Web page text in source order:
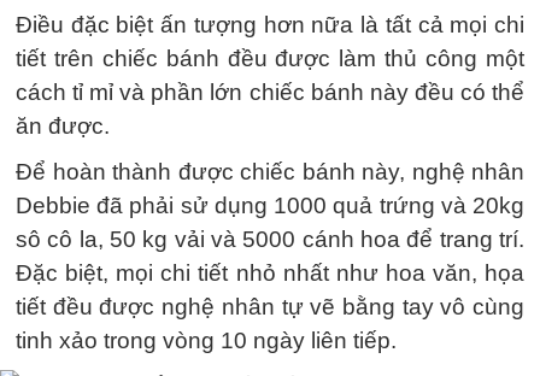
Điều đặc biệt ấn tượng hơn nữa là tất cả mọi chi
tiết trên chiếc bánh đều được làm thủ công một
cách tỉ mỉ và phần lớn chiếc bánh này đều có thể
ăn được.
Để hoàn thành được chiếc bánh này, nghệ nhân
Debbie đã phải sử dụng 1000 quả trứng và 20kg
sô cô la, 50 kg vải và 5000 cánh hoa để trang trí.
Đặc biệt, mọi chi tiết nhỏ nhất như hoa văn, họa
tiết đều được nghệ nhân tự vẽ bằng tay vô cùng
tinh xảo trong vòng 10 ngày liên tiếp.